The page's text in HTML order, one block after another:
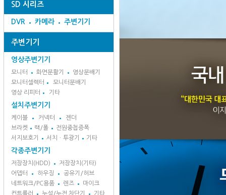
SD 시리즈
DVR 카메라 주변기기
주변기기
영상주변기기
모니터 화면분활기
영상분배기
모니터셀렉터
모니터분배기
영상 리피터
기타
설치주변기기
케이블 커넥터
젠더
브라켓
랙/폴
전원중첩증폭
서지보호기
서치ㆍ투광기 기타
각종주변기기
저장장치(HDD)
저장장치(기타)
어뎁터
하우징
공유기/허브
네트워크/PC용품
렌즈
마이크
컨트롤러
누설/누전 차단기 기타